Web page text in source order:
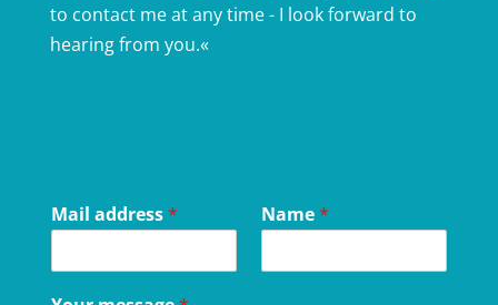
to contact me at any time - I look forward to
hearing from you.«
Mail address* Name*